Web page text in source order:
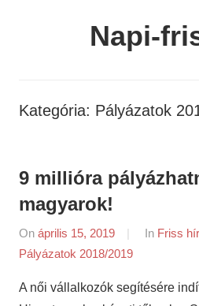
Napi-
Kategória: Pályázatok
9 millióra
magyarok!
On április 15, 2019
By
In Friss
Pályázatok 2018/2019
A női vállalkozók segítésére